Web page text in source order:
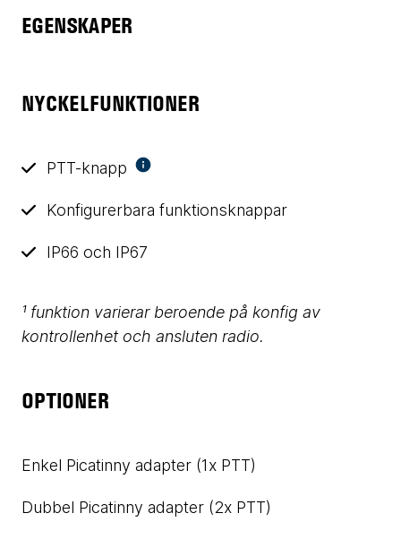
EGENSKAPER
NYCKELFUNKTIONER
PTT-knapp
Konfigurerbara funktionsknappar
IP66 och IP67
¹ funktion varierar beroende på konfig av
kontrollenhet och ansluten radio.
OPTIONER
Enkel Picatinny adapter (1x PTT)
Dubbel Picatinny adapter (2x PTT)